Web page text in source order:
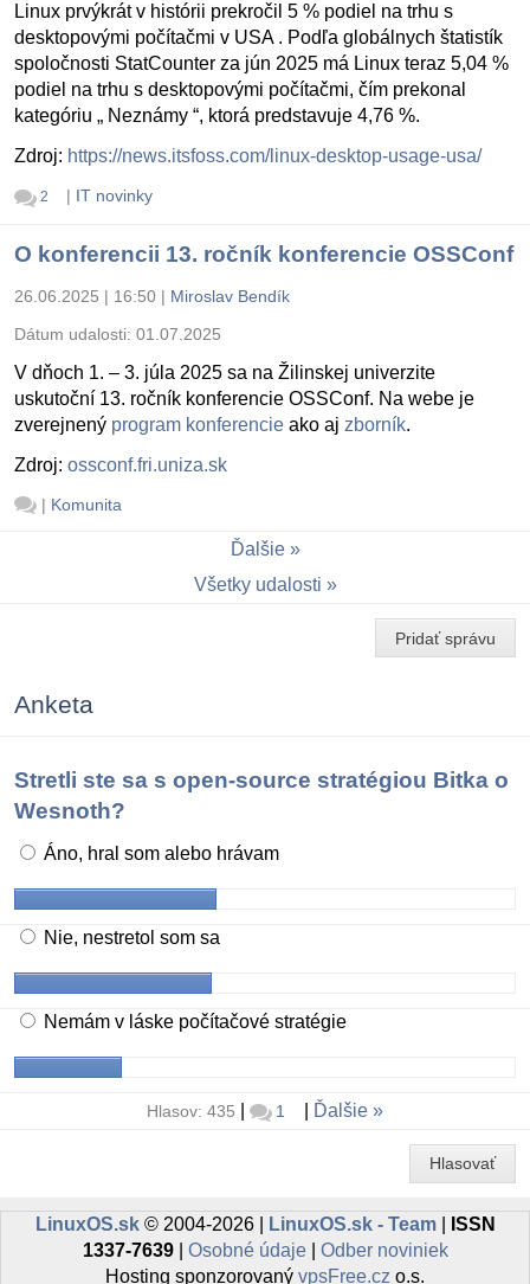
Linux prvýkrát v histórii prekročil 5 % podiel na trhu s
desktopovými počítačmi v USA . Podľa globálnych štatistík
spoločnosti StatCounter za jún 2025 má Linux teraz 5,04 %
podiel na trhu s desktopovými počítačmi, čím prekonal
kategóriu „ Neznámy “, ktorá predstavuje 4,76 %.
Zdroj: https://news.itsfoss.com/linux-desktop-usage-usa/
2 | IT novinky
O konferencii 13. ročník konferencie OSSConf
26.06.2025 | 16:50 | Miroslav Bendík
Dátum udalosti: 01.07.2025
V dňoch 1. – 3. júla 2025 sa na Žilinskej univerzite
uskutoční 13. ročník konferencie OSSConf. Na webe je
zverejnený program konferencie ako aj zborník.
Zdroj: ossconf.fri.uniza.sk
| Komunita
Ďalšie
Všetky udalosti
Pridať správu
Anketa
Stretli ste sa s open-source stratégiou Bitka o
Wesnoth?
Áno, hral som alebo hrávam
Nie, nestretol som sa
Nemám v láske počítačové stratégie
Hlasov: 435 1 Ďalšie
Hlasovať
LinuxOS.sk© 2004-2026 | LinuxOS.sk - Team|
ISSN
1337-7639| Osobné údaje| Odber noviniek
Hosting sponzorovaný vpsFree.cz o.s.